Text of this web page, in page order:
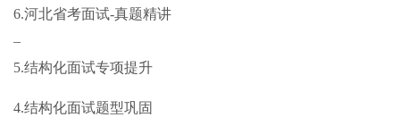
6.河北省考面试-真题精讲
–
5.结构化面试专项提升
4.结构化面试题型巩固